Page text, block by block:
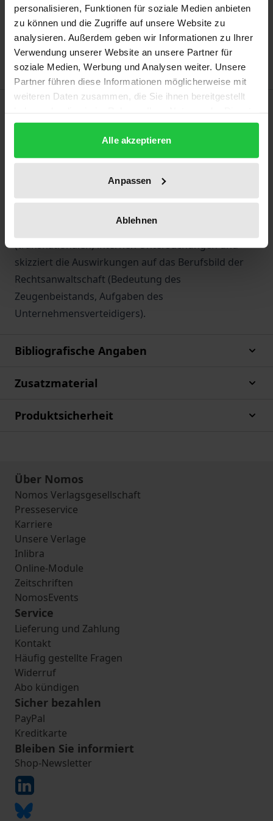
personalisieren, Funktionen für soziale Medien anbieten
zu können und die Zugriffe auf unsere Website zu
analysieren. Außerdem geben wir Informationen zu Ihrer
Verwendung unserer Website an unsere Partner für
soziale Medien, Werbung und Analysen weiter. Unsere
Partner führen diese Informationen möglicherweise mit
weiteren Daten zusammen, die Sie ihnen bereitgestellt
gesammelt haben.
Alle akzeptieren
Anpassen
Ablehnen
In den Warenkorb
Zur Wunschliste hinzufügen
Hinweise zu Versandkosten
Deutschland steht vor der größten Reform des
Wirtschaftsstrafrechts der letzten Jahrzehnte: einer
rechtsvergleichende Alternativen, widmet sich
(transnationalen) internen Untersuchungen und
skizziert die Auswirkungen auf das Berufsbild der
Rechtsanwaltschaft (Bedeutung des
Zeugenbeistands, Aufgaben des
Unternehmensverteidigers).
Bibliografische Angaben
Zusatzmaterial
Produktsicherheit
Über Nomos
Nomos Verlagsgesellschaft
Presseservice
Karriere
Unsere Verlage
Inlibra
Online-Module
Zeitschriften
NomosEvents
Service
Lieferung und Zahlung
Kontakt
Häufig gestellte Fragen
Widerruf
Abo kündigen
Sicher bezahlen
PayPal
Kreditkarte
Bleiben Sie informiert
Shop-Newsletter